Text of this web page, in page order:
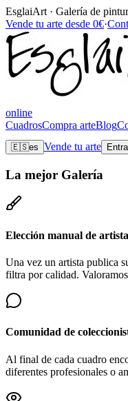
EsglaiArt · Galería de
Vende tu arte desde 0€·
online
CuadrosCompra arteBlog
🇪🇸es Vende tu arte
La mejor Galería
Elección manual de
Una vez un artista publica
filtra por calidad.
Comunidad de
Al final de cada cuadro
diferentes profesionales o